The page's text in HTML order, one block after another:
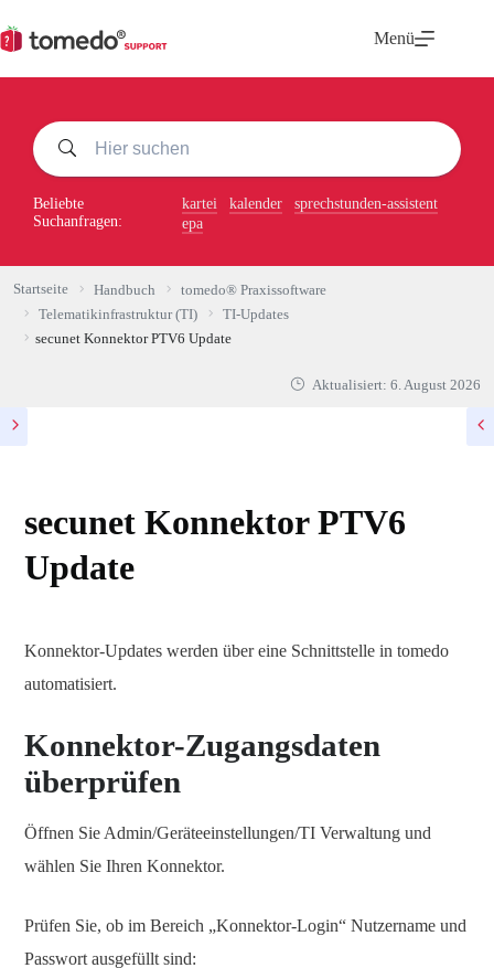
Inhalt
springen
Menü
Beliebte
Suchanfragen:
kartei kalender
sprechstunden-assistent
epa
Startseite Handbuch
tomedo® Praxissoftware
Telematikinfrastruktur (TI)
TI-Updates
secunet Konnektor PTV6 Update
Aktualisiert: 6. August 2026
secunet Konnektor PTV6
Update
Konnektor-Updates werden über eine Schnittstelle in tomedo
automatisiert.
Konnektor-Zugangsdaten
überprüfen
Öffnen Sie Admin/Geräteeinstellungen/TI Verwaltung und
wählen Sie Ihren Konnektor.
Prüfen Sie, ob im Bereich „Konnektor-Login“ Nutzername und
Passwort ausgefüllt sind: